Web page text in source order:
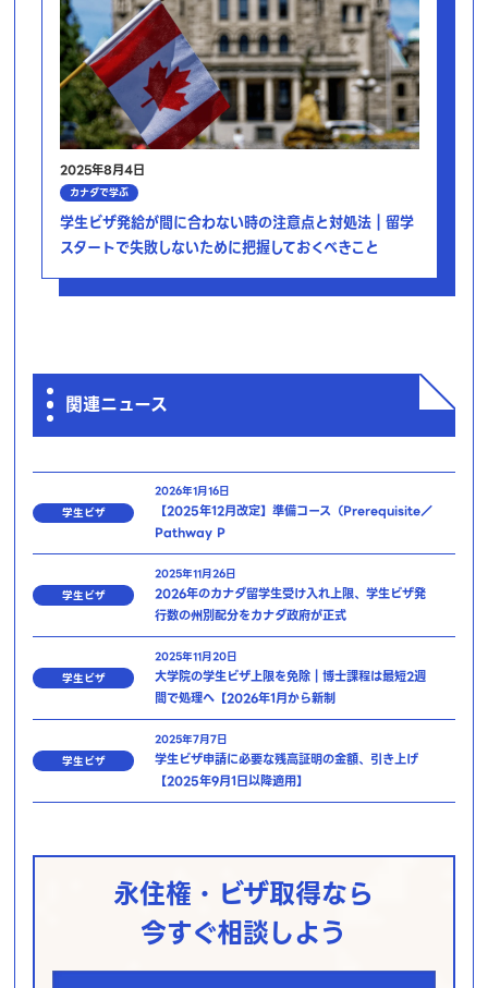
2025年8月4日
カナダで学ぶ
学生ビザ発給が間に合わない時の注意点と対処法｜留学
スタートで失敗しないために把握しておくべきこと
関連ニュース
学生ビザ
2026年1月16日
【2025年12月改定】準備コース（Prerequisite／
Pathway P
学生ビザ
2025年11月26日
2026年のカナダ留学生受け入れ上限、学生ビザ発
行数の州別配分をカナダ政府が正式
学生ビザ
2025年11月20日
大学院の学生ビザ上限を免除｜博士課程は最短2週
間で処理へ【2026年1月から新制
学生ビザ
2025年7月7日
学生ビザ申請に必要な残高証明の金額、引き上げ
【2025年9月1日以降適用】
永住権・ビザ取得なら
今すぐ相談しよう